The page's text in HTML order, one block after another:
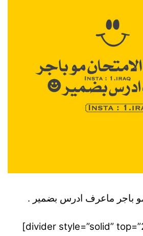
مو باجر ماعرف ادرس بضمير .